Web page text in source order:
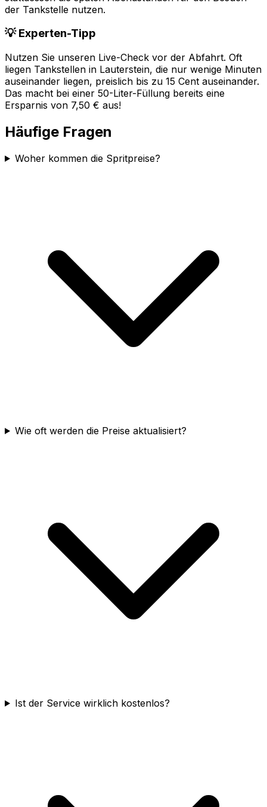
der Tankstelle nutzen.
💡 Experten-Tipp
Nutzen Sie unseren Live-Check vor der Abfahrt. Oft
liegen Tankstellen in Lauterstein, die nur wenige Minuten
auseinander liegen, preislich bis zu 15 Cent auseinander.
Das macht bei einer 50-Liter-Füllung bereits eine
Ersparnis von 7,50 € aus!
Häufige Fragen
Woher kommen die Spritpreise?
Wie oft werden die Preise aktualisiert?
Ist der Service wirklich kostenlos?